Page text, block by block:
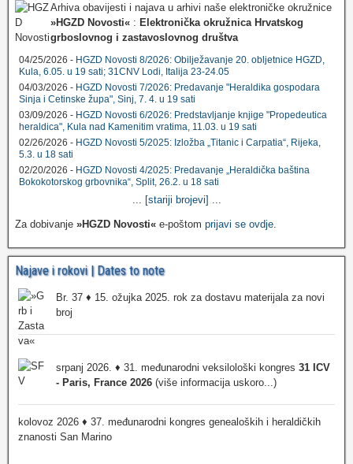
Arhiva obavijesti i najava u arhivi naše elektroničke okružnice
»HGZD Novosti« : Elektronička okružnica Hrvatskog
grboslovnog i zastavoslovnog društva
04/25/2026 - HGZD Novosti 8/2026: Obilježavanje 20. obljetnice HGZD,
Kula, 6.05. u 19 sati; 31CNV Lodi, Italija 23-24.05
04/03/2026 - HGZD Novosti 7/2026: Predavanje "Heraldika gospodara
Sinja i Cetinske župa", Sinj, 7. 4. u 19 sati
03/09/2026 - HGZD Novosti 6/2026: Predstavljanje knjige "Propedeutica
heraldica", Kula nad Kamenitim vratima, 11.03. u 19 sati
02/26/2026 - HGZD Novosti 5/2025: Izložba „Titanic i Carpatia“, Rijeka,
5.3. u 18 sati
02/20/2026 - HGZD Novosti 4/2025: Predavanje „Heraldička baština
Bokokotorskog grbovnika“, Split, 26.2. u 18 sati
[stariji brojevi]
Za dobivanje »HGZD Novosti« e-poštom prijavi se ovdje
Najave i rokovi | Dates to note
Br. 37 ♦ 15. ožujka 2025. rok za dostavu materijala za novi
broj
srpanj 2026. ♦ 31. međunarodni veksilološki kongres 31 ICV
- Paris, France 2026 (više informacija uskoro...)
kolovoz 2026 ♦ 37. međunarodni kongres genealoških i heraldičkih
znanosti San Marino